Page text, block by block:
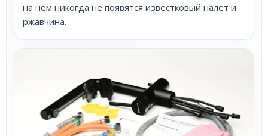
на нем никогда не появятся известковый налет и
ржавчина.